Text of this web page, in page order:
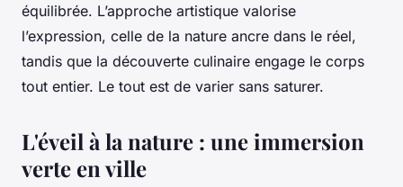
équilibrée. L’approche artistique valorise
l’expression, celle de la nature ancre dans le réel,
tandis que la découverte culinaire engage le corps
tout entier. Le tout est de varier sans saturer.
L'éveil à la nature : une immersion
verte en ville